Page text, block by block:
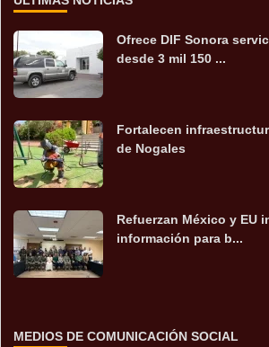
Ofrece DIF Sonora
desde 3 mil 150 ...
Fortalecen
de Nogales
Refuerzan México y EU
información para b...
MEDIOS DE COMUNICACIÓN SOCIAL